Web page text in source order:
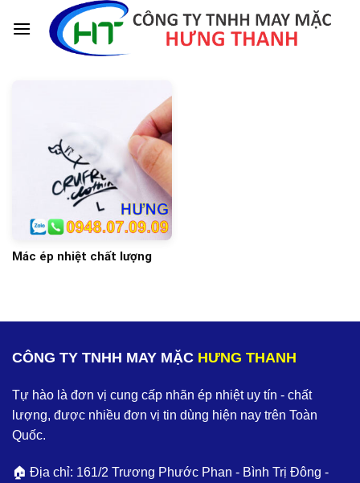
Mác ép nhiệt chất lượng
CÔNG TY TNHH MAY MẶC HƯNG THANH
Tự hào là đơn vị cung cấp nhãn ép nhiệt uy tín - chất
lượng, được nhiều đơn vị tin dùng hiện nay trên Toàn
Quốc.
🏠 Địa chỉ: 161/2 Trương Phước Phan - Bình Trị Đông -